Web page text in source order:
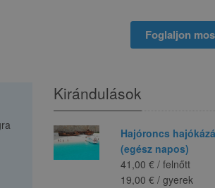
Foglaljon
Kirándulások
Hajóroncs
(egész napos)
41,00 € / felnőtt
19,00 € / gyerek